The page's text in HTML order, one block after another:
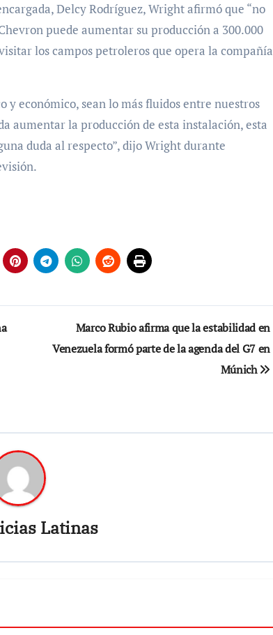
Delcy Rodríguez, Wright afirmó que “no
puede aumentar su producción a 300.000
los campos petroleros que opera la compañía
y económico, sean lo más fluidos entre nuestros
aumentar la producción de esta instalación, esta
duda al respecto”, dijo Wright durante
Marco Rubio afirma que la estabilidad en
Venezuela formó parte de la agenda del G7 en
Múnich
Latinas